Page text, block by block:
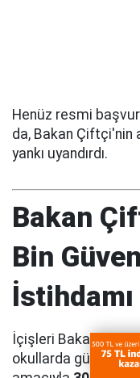
Henüz resmi
da, Bakan Çiftçi'nin
yankı uyandırdı.
Bakan
Bin
İçişleri Bakanı
okullarda